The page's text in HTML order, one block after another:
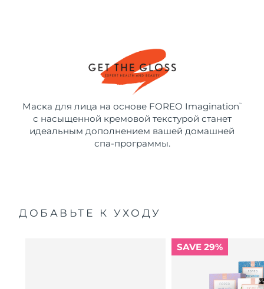
Маска для лица на основе FOREO Imagination ™
с насыщенной кремовой текстурой станет
идеальным дополнением вашей домашней
спа-программы.
ДОБАВЬТЕ К УХОДУ
SAVE 29%